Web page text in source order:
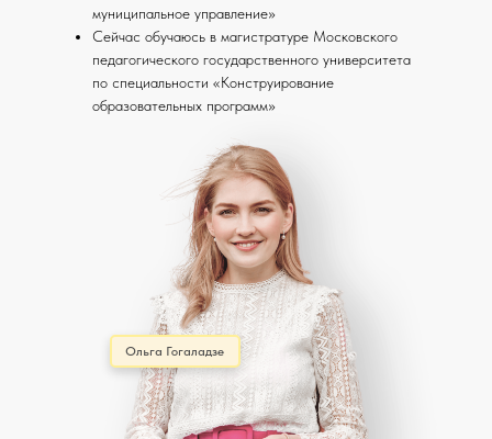
муниципальное управление»
Сейчас обучаюсь в магистратуре Московского
педагогического государственного университета
по специальности «Конструирование
образовательных программ»
Ольга Гогаладзе